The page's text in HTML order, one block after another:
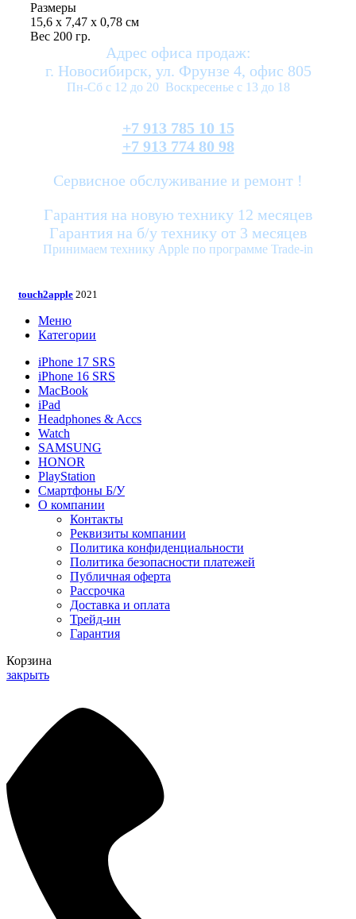
Размеры
15,6 x 7,47 x 0,78 см
Вес 200 гр.
Адрес офиса продаж:
г. Новосибирск, ул. Фрунзе 4, офис 805
Пн-Сб с 12 до 20 Воскресенье с 13 до 18
+7 913 785 10 15
+7 913 774 80 98
Сервисное обслуживание и ремонт !
Гарантия на новую технику 12 месяцев
Гарантия на б/у технику от 3 месяцев
Принимаем технику Apple по программе Trade-in
touch2apple 2021
Меню
Категории
iPhone 17 SRS
iPhone 16 SRS
MacBook
iPad
Headphones & Accs
Watch
SAMSUNG
HONOR
PlayStation
Смартфоны Б/У
О компании
Контакты
Реквизиты компании
Политика конфиденциальности
Политика безопасности платежей
Публичная оферта
Рассрочка
Доставка и оплата
Трейд-ин
Гарантия
Корзина
закрыть